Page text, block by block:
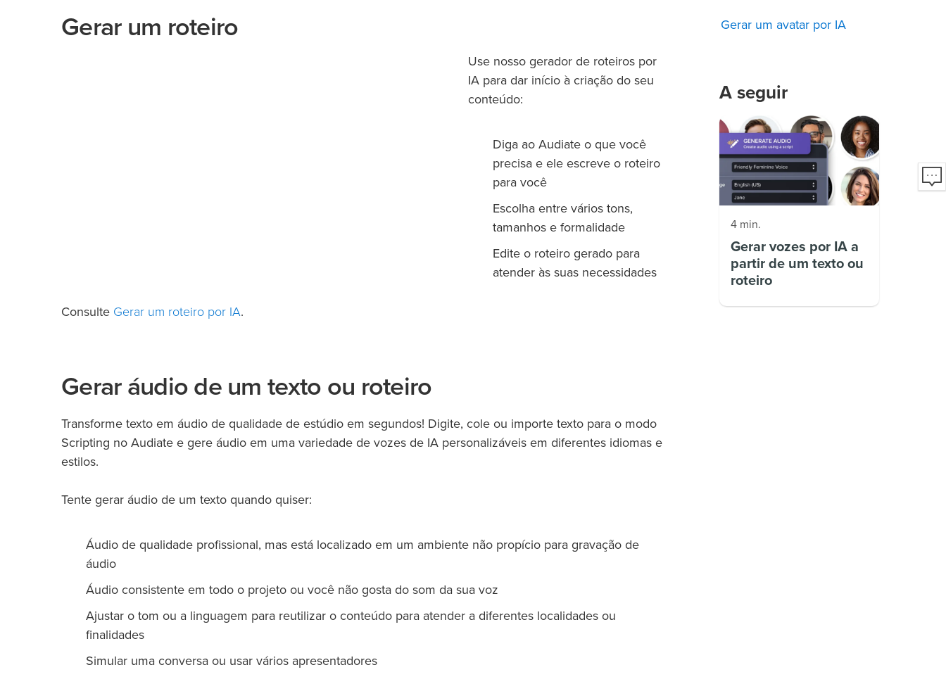
Gerar um roteiro
Use nosso gerador de roteiros por
IA para dar início à criação do seu
conteúdo:
Diga ao Audiate o que você
precisa e ele escreve o roteiro
para você
Escolha entre vários tons,
tamanhos e formalidade
Edite o roteiro gerado para
atender às suas necessidades
Consulte Gerar um roteiro por IA.
Gerar áudio de um texto ou roteiro
Transforme texto em áudio de qualidade de estúdio em segundos! Digite, cole ou importe texto para o modo
Scripting no Audiate e gere áudio em uma variedade de vozes de IA personalizáveis em diferentes idiomas e
estilos.
Tente gerar áudio de um texto quando quiser:
Áudio de qualidade profissional, mas está localizado em um ambiente não propício para gravação de
áudio
Áudio consistente em todo o projeto ou você não gosta do som da sua voz
Ajustar o tom ou a linguagem para reutilizar o conteúdo para atender a diferentes localidades ou
finalidades
Simular uma conversa ou usar vários apresentadores
Gerar um avatar por IA
A seguir
4 min.
Gerar vozes por IA a
partir de um texto ou
roteiro